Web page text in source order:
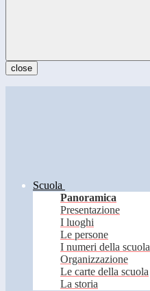
close
Scuola
Panoramica
Presentazione
I luoghi
Le persone
I numeri della scuola
Organizzazione
Le carte della scuola
La storia